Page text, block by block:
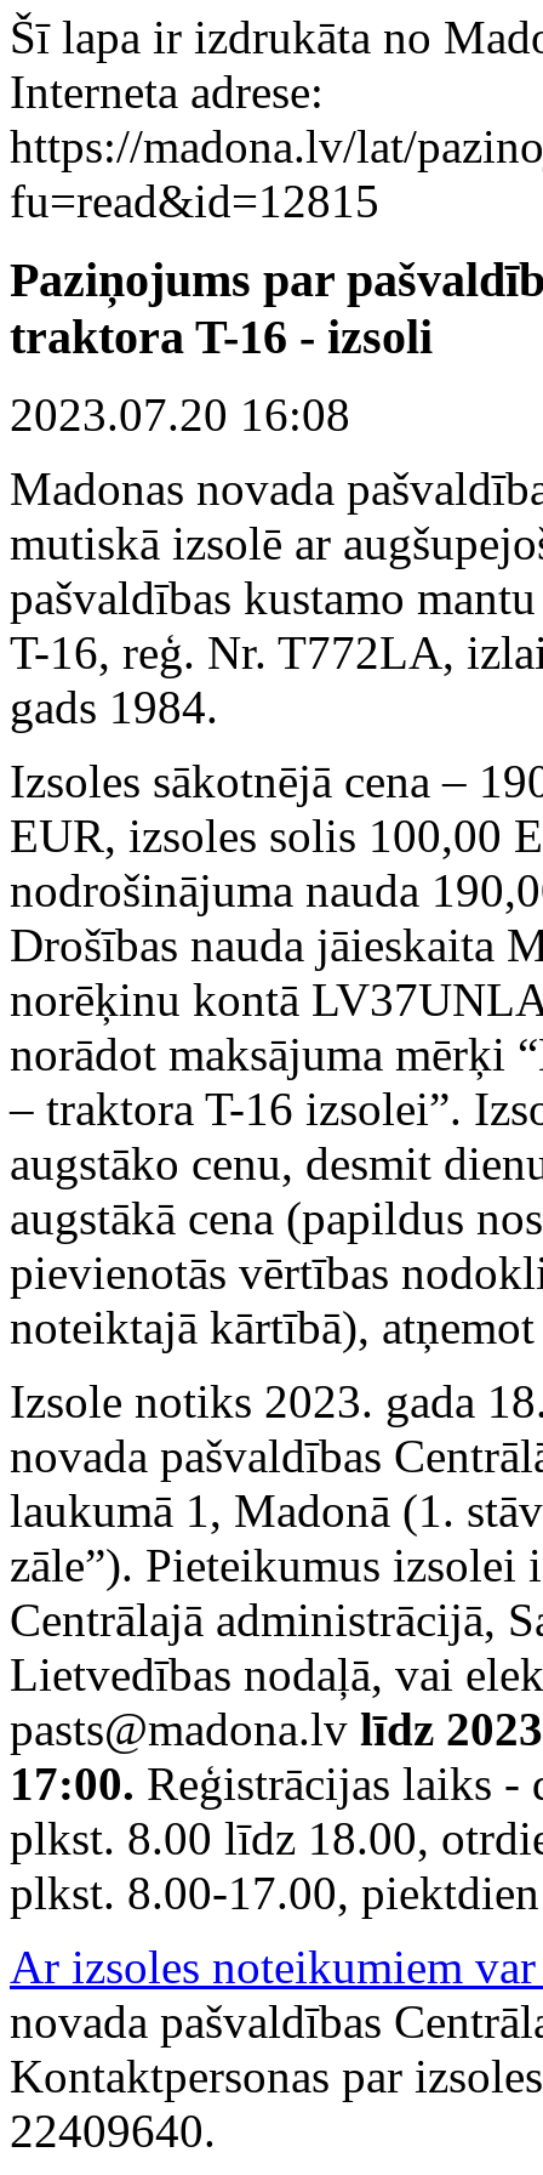
Šī lapa ir izdrukāta no
Interneta adrese:
https://madona.lv/lat/
fu=read&id=12815
Paziņojums par
traktora T-16 - izsoli
2023.07.20 16:08
Madonas novada
mutiskā izsolē ar
pašvaldības kustamo
T-16, reģ. Nr. T772LA,
gads 1984.
Izsoles sākotnējā cena –
EUR, izsoles solis 100,00
nodrošinājuma nauda
Drošības nauda jāieskaita
norēķinu kontā
norādot maksājuma mērķi
– traktora T-16 izsolei”.
augstāko cenu, desmit
augstākā cena (papildus
pievienotās vērtības
noteiktajā kārtībā),
Izsole notiks 2023. gada
novada pašvaldības
laukumā 1, Madonā (1.
zāle”). Pieteikumus izsolei
Centrālajā administrācijā,
Lietvedības nodaļā, vai
pasts@madona.lv līdz
17:00. Reģistrācijas laiks -
plkst. 8.00 līdz 18.00,
plkst. 8.00-17.00,
Ar izsoles noteikumiem
novada pašvaldības
Kontaktpersonas par
22409640.